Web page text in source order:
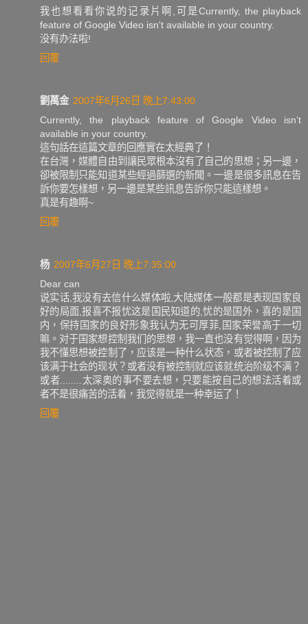
我也想看看你说的记录片啊,可是Currently, the playback
feature of Google Video isn't available in your country.
没有办法啦!
回覆
劉萬金 2007年6月26日 晚上7:43:00
Currently, the playback feature of Google Video isn’t
available in your country.
這句話在這篇文章的回應實在太經典了！
在台灣，媒體自由到讓民眾根本沒有了自己的思想；另一邊，
卻被限制只能知道某些經過篩選的新聞。一邊是很多訊息在告
訴你要怎樣想，另一邊是某些訊息告訴你只能這樣想。
真是有趣啊~
回覆
杨 2007年6月27日 晚上7:35:00
Dear can
说实话,我没有去信什么媒体啦,大陆媒体一般都是表现国家良
好的局面,报喜不报忧这是国民知道的,忧的是国外，喜的是国
内，保持国家的良好形象我认为无可厚菲,国家荣誉高于一切
嘛。对于国家想控制我们的思想，我一直也没有觉得啊，因为
我不懂思想被控制了，应该是一种什么状态，或者被控制了应
该满于社会的现状？或者没有被控制就应该就统治阶级不满？
或者........太深奥的事不要去想，只要能按自己的想法活着或
者不是很痛苦的活着，我觉得就是一种幸运了！
回覆